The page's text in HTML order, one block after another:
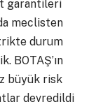
garantileri
meclisten
durum
BOTAŞ’ın
büyük risk
devredildi